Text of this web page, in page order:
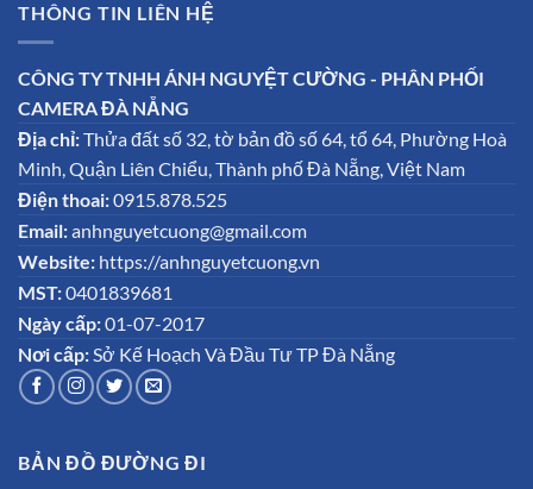
THÔNG TIN LIÊN HỆ
CÔNG TY TNHH ÁNH NGUYỆT CƯỜNG - PHÂN PHỐI
CAMERA ĐÀ NẴNG
Địa chỉ:Thửa đất số 32, tờ bản đồ số 64, tổ 64, Phường Hoà
Minh, Quận Liên Chiểu, Thành phố Đà Nẵng, Việt Nam
Điện thoai:0915.878.525
Email:anhnguyetcuong@gmail.com
Website: https://anhnguyetcuong.vn
MST:0401839681
Ngày cấp:01-07-2017
Nơi cấp:Sở Kế Hoạch Và Đầu Tư TP Đà Nẵng
BẢN ĐỒ ĐƯỜNG ĐI